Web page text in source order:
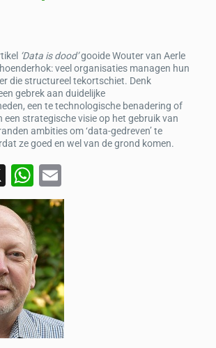
‘Data is dood’gooide Wouter van Aerle
veel organisaties managen hun
die structureel tekortschiet. Denk
gebrek aan duidelijke
een te technologische benadering of
een strategische visie op het gebruik van
ambities om ‘data-gedreven’ te
ze goed en wel van de grond komen.
X W
h
at
s
A
p
p
m
ail